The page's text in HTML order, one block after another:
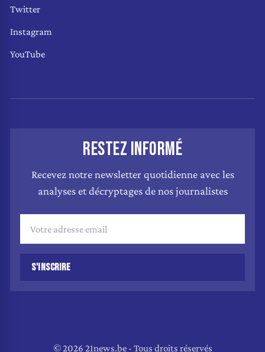
Twitter
Instagram
YouTube
RESTEZ INFORMÉ
Recevez notre newsletter quotidienne avec les
analyses et décryptages de nos journalistes
S'INSCRIRE
© 2026 21news.be - Tous droits réservés